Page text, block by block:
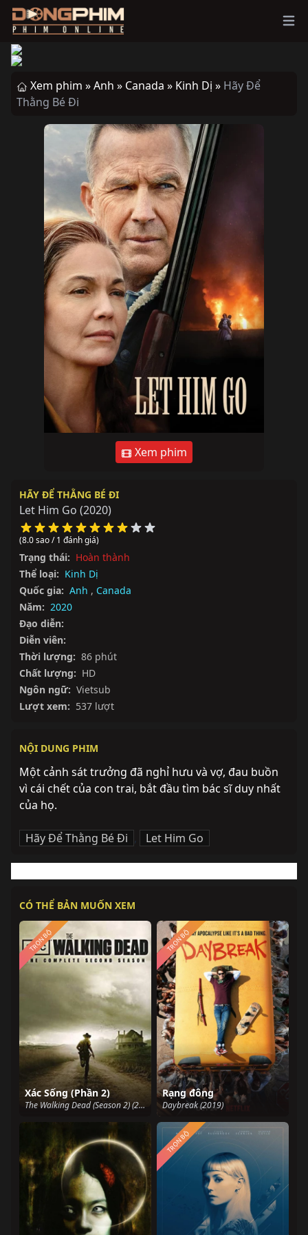
Xem phim »Anh » Canada » Kinh Dị » Hãy Để
Thằng Bé Đi
Xem phim
HÃY ĐỂ THẰNG BÉ ĐI
Let Him Go (2020)
(8.0 sao / 1 đánh giá)
Trạng thái: Hoàn thành
Thể loại: Kinh Dị
Quốc gia: Anh , Canada
Năm: 2020
Đạo diễn:
Diễn viên:
Thời lượng: 86 phút
Chất lượng: HD
Ngôn ngữ: Vietsub
Lượt xem: 537 lượt
NỘI DUNG PHIM
Một cảnh sát trưởng đã nghỉ hưu và vợ, đau buồn
vì cái chết của con trai, bắt đầu tìm bác sĩ duy nhất
của họ.
Hãy Để Thằng Bé Đi , Let Him Go
CÓ THỂ BẢN MUỐN XEM
Xác Sống (Phần 2)
The Walking Dead (Season 2) (2010)
TRỌN BỘ
Rạng đông
Daybreak (2019)
TRỌN BỘ
TRỌN BỘ